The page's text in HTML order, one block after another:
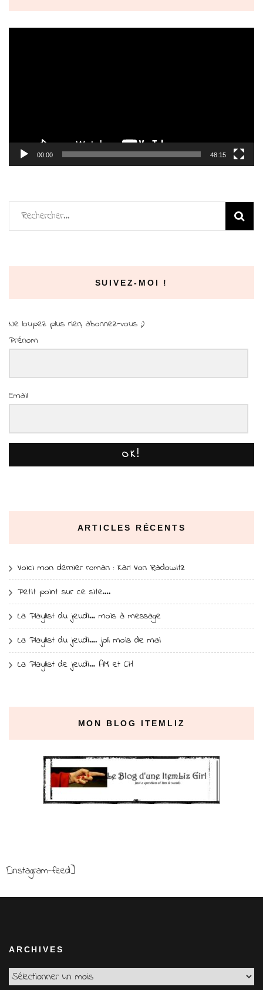
00:00 48:15
Rechercher :
SUIVEZ-MOI !
Ne loupez plus rien, abonnez-vous ;)
Prénom
Email
OK!
ARTICLES RÉCENTS
Voici mon dernier roman : Karl Von Radowitz
Petit point sur ce site….
La Playlist du jeudi… mois à message
La Playlist du jeudi…. joli mois de mai
La Playlist de jeudi… AM et CH
MON BLOG ITEMLIZ
[instagram-feed]
ARCHIVES
Archives